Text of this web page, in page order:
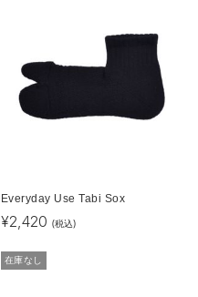
Everyday Use Tabi Sox
¥2,420 (税込)
在庫なし